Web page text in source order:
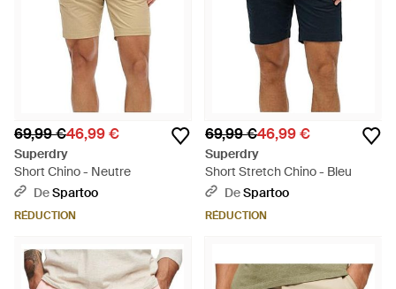
69,99 €46,99 €
Superdry
Short Chino - Neutre
DeSpartoo
RÉDUCTION
69,99 €46,99 €
Superdry
Short Stretch Chino - Bleu
DeSpartoo
RÉDUCTION